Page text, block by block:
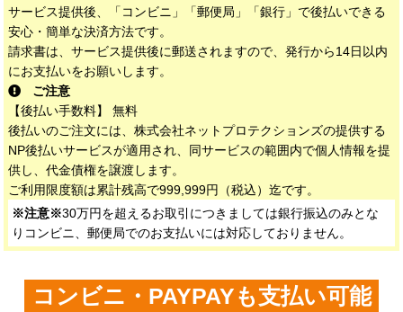
サービス提供後、「コンビニ」「郵便局」「銀行」で後払いできる
安心・簡単な決済方法です。
請求書は、サービス提供後に郵送されますので、発行から14日以内
にお支払いをお願いします。
ご注意
【後払い手数料】 無料
後払いのご注文には、株式会社ネットプロテクションズの提供する
NP後払いサービスが適用され、同サービスの範囲内で個人情報を提
供し、代金債権を譲渡します。
ご利用限度額は累計残高で999,999円（税込）迄です。
※注意※30万円を超えるお取引につきましては銀行振込のみとな
りコンビニ、郵便局でのお支払いには対応しておりません。
コンビニ・PAYPAYも支払い可能